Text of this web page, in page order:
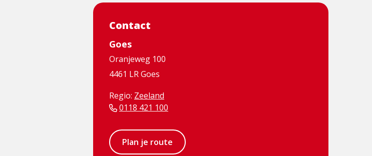
Contact
Goes
Oranjeweg 100
4461 LR Goes
Regio: Zeeland
0118 421 100
Plan je route